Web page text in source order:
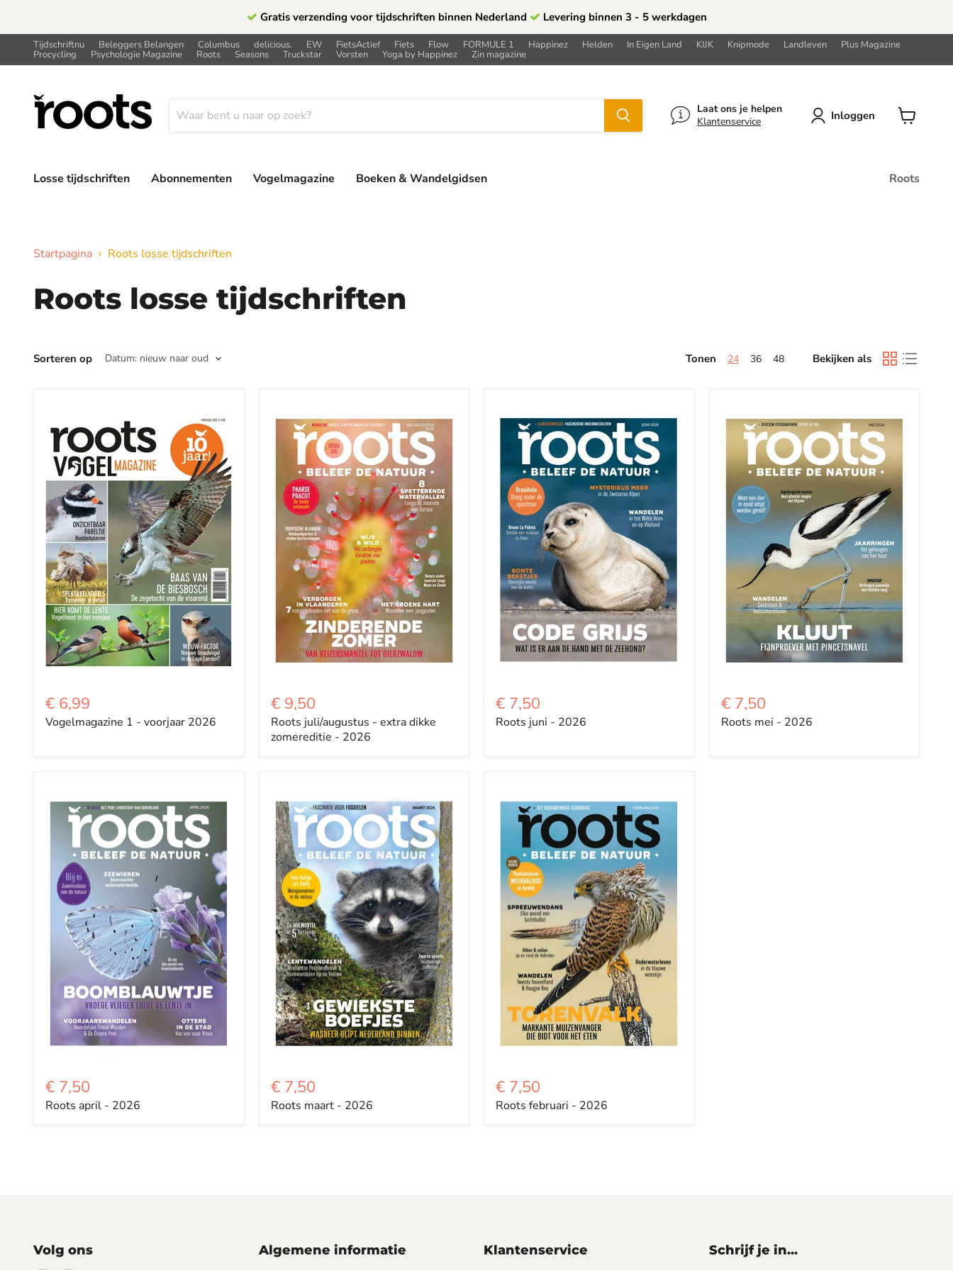
Gratis verzending voor tijdschriften binnen Nederland Levering binnen 3 - 5 werkdagen
Tijdschriftnu Beleggers Belangen Columbus delicious. EW FietsActief Fiets Flow FORMULE 1 Happinez Helden In Eigen Land KIJK Knipmode Landleven Plus Magazine
Procycling Psychologie Magazine Roots Seasons Truckstar Vorsten Yoga by Happinez Zin magazine
Laat ons je helpen
Klantenservice
Inloggen
Losse tijdschriften Abonnementen Vogelmagazine Boeken & Wandelgidsen Roots
Startpagina Roots losse tijdschriften
Roots losse tijdschriften
Sorteren op Tonen 24 36 48 Bekijken als
€ 6,99
Vogelmagazine 1 - voorjaar 2026
€ 9,50
Roots juli/augustus - extra dikke
zomereditie - 2026
€ 7,50
Roots juni - 2026
€ 7,50
Roots mei - 2026
€ 7,50
Roots april - 2026
€ 7,50
Roots maart - 2026
€ 7,50
Roots februari - 2026
Volg ons Algemene informatie Klantenservice Schrijf je in...